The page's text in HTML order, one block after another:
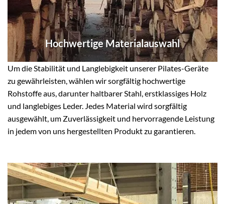
Hochwertige Materialauswahl
Um die Stabilität und Langlebigkeit unserer Pilates-Geräte
zu gewährleisten, wählen wir sorgfältig hochwertige
Rohstoffe aus, darunter haltbarer Stahl, erstklassiges Holz
und langlebiges Leder. Jedes Material wird sorgfältig
ausgewählt, um Zuverlässigkeit und hervorragende Leistung
in jedem von uns hergestellten Produkt zu garantieren.